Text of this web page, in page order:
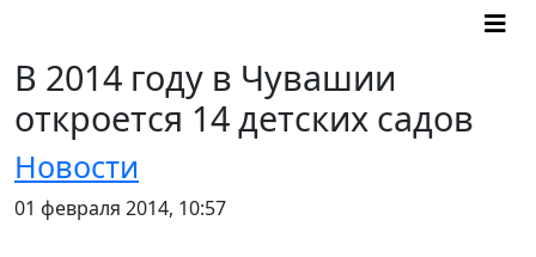
В 2014 году в Чувашии
откроется 14 детских садов
Новости
01 февраля 2014, 10:57